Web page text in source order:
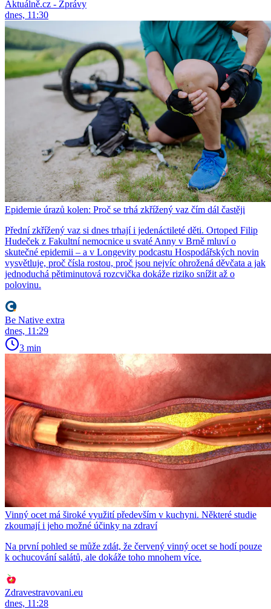
Aktuálně.cz - Zprávy
dnes, 11:30
Epidemie úrazů kolen: Proč se trhá zkřížený vaz čím dál častěji
Přední zkřížený vaz si dnes trhají i jedenáctileté děti. Ortoped Filip
Hudeček z Fakultní nemocnice u svaté Anny v Brně mluví o
skutečné epidemii – a v Longevity podcastu Hospodářských novin
vysvětluje, proč čísla rostou, proč jsou nejvíc ohrožená děvčata a jak
jednoduchá pětiminutová rozcvička dokáže riziko snížit až o
polovinu.
Be Native extra
dnes, 11:29
3 min
Vinný ocet má široké využití především v kuchyni. Některé studie
zkoumají i jeho možné účinky na zdraví
Na první pohled se může zdát, že červený vinný ocet se hodí pouze
k ochucování salátů, ale dokáže toho mnohem více.
Zdravestravovani.eu
dnes, 11:28